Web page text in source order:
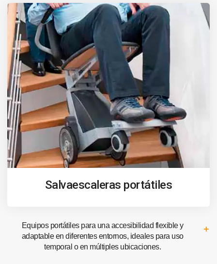
Salvaescaleras portátiles
Equipos portátiles para una accesibilidad flexible y
adaptable en diferentes entornos, ideales para uso
temporal o en múltiples ubicaciones.